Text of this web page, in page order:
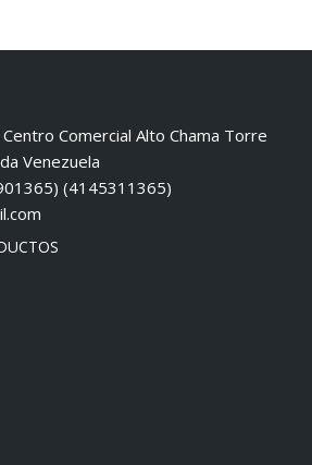
Comercial Alto Chama Torre
Venezuela
(4145311365)